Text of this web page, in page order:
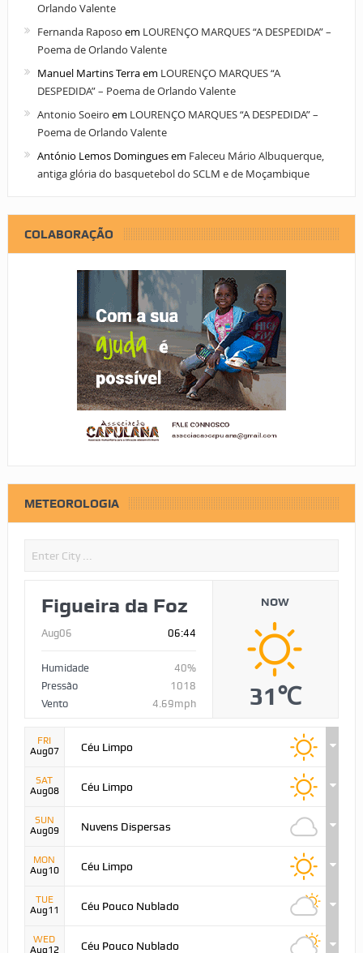
Orlando Valente
Fernanda Raposo em LOURENÇO MARQUES “A DESPEDIDA” –
Poema de Orlando Valente
Manuel Martins Terraem LOURENÇO MARQUES “A
DESPEDIDA” – Poema de Orlando Valente
Antonio Soeiro em LOURENÇO MARQUES “A DESPEDIDA” –
Poema de Orlando Valente
António Lemos Dominguesem Faleceu Mário Albuquerque,
antiga glória do basquetebol do SCLM e de Moçambique
COLABORAÇÃO
METEOROLOGIA
Figueira da Foz
Aug06 06:44
Humidade
40%
Pressão
1018
Vento
4.69mph
NOW
31℃
FRI
Aug07
Céu Limpo
SAT
Aug08
Céu Limpo
SUN
Aug09
Nuvens Dispersas
MON
Aug10
Céu Limpo
TUE
Aug11
Céu Pouco Nublado
WED
Aug12
Céu Pouco Nublado